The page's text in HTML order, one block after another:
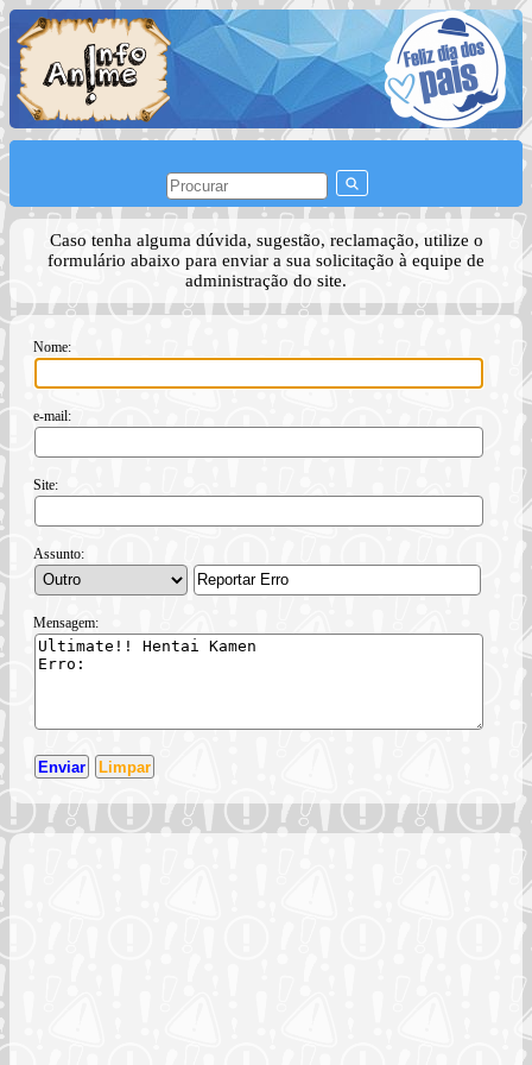
Caso tenha alguma dúvida, sugestão, reclamação, utilize o
formulário abaixo para enviar a sua solicitação à equipe de
administração do site.
Nome:
e-mail:
Site:
Assunto:
Mensagem: